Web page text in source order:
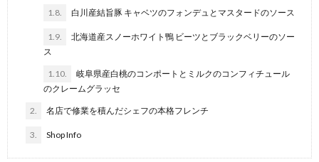
1.8. 白川産結旨豚 キャベツのフォンデュとマスタードのソース
1.9.
北海道産スノーホワイト鴨 ビーツとブラックベリーのソー
ス
1.10.
岐阜県産白桃のコンポートとミルクのコンフィチュール
のクレームグラッセ
2. 名店で修業を積んだシェフの本格フレンチ
3. Shop Info